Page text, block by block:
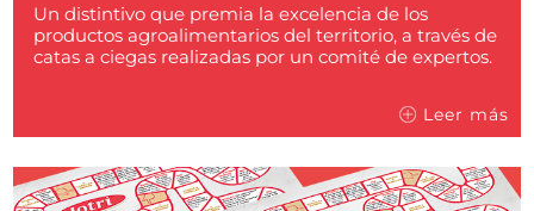
Un distintivo que premia la excelencia de los
productos agroalimentarios del territorio, a través de
catas a ciegas realizadas por un comité de expertos.
Leer más